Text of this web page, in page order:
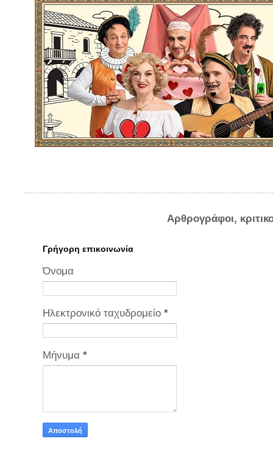
Αρθρογράφοι,
Γρήγορη επικοινωνία
Όνομα
Ηλεκτρονικό ταχυδρομείο *
Μήνυμα *